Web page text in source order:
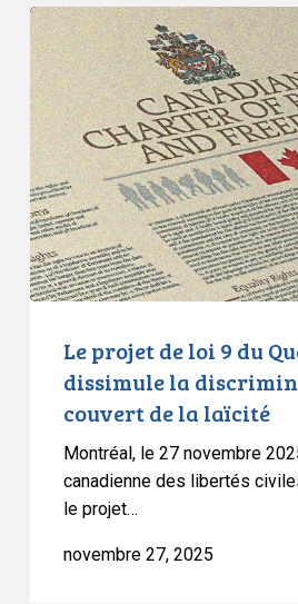
Le
projet
de
loi
9
du
Québec
dissimule
la
discrimination
sous
couvert
laïcité
Le projet de loi 9 du
dissimule la
couvert de la laïcité
Montréal, le 27 novembre
canadienne des libertés
le projet…
novembre 27, 2025